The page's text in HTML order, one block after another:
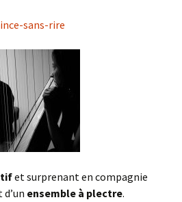
sans-rire
et surprenant en compagnie
ensemble à plectre.